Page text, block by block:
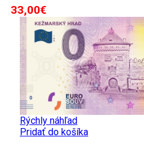
33,00€
Rýchly náhľad
Pridať do košíka